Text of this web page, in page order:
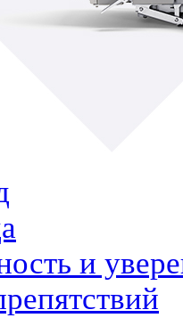
и